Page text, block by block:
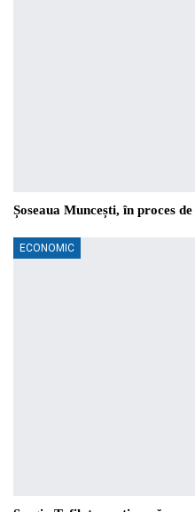
Șoseaua Muncești, în proces
ECONOMIC